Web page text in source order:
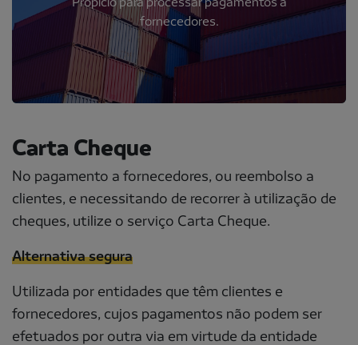
fornecedores.
Carta Cheque
No pagamento a fornecedores, ou reembolso a
clientes, e necessitando de recorrer à utilização de
cheques, utilize o serviço Carta Cheque.
Alternativa segura
Utilizada por entidades que têm clientes e
fornecedores, cujos pagamentos não podem ser
efetuados por outra via em virtude da entidade